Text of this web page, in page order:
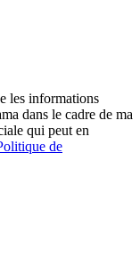
les informations
dans le cadre de ma
qui peut en
de